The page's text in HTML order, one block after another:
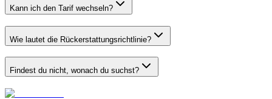
Kann ich den Tarif wechseln?
Wie lautet die Rückerstattungsrichtlinie?
Findest du nicht, wonach du suchst?